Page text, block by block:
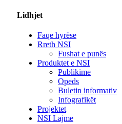
Lidhjet
Faqe hyrëse
Rreth NSI
Fushat e punës
Produktet e NSI
Publikime
Opeds
Buletin informativ
Infografikët
Projektet
NSI Lajme